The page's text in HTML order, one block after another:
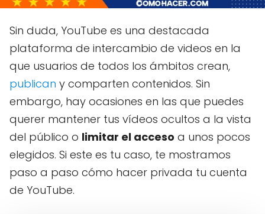
Sin duda, YouTube es una destacada
plataforma de intercambio de videos en la
que usuarios de todos los ámbitos crean,
publican y comparten contenidos. Sin
embargo, hay ocasiones en las que puedes
querer mantener tus vídeos ocultos a la vista
del público o limitar el acceso a unos pocos
elegidos. Si este es tu caso, te mostramos
paso a paso cómo hacer privada tu cuenta
de YouTube.